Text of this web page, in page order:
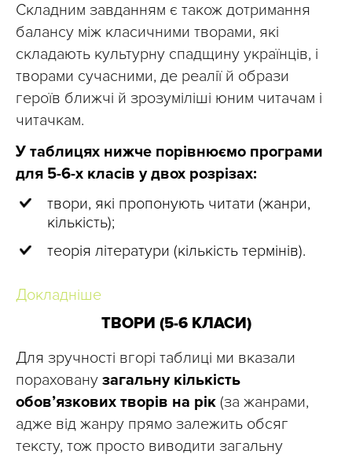
Складним завданням є також дотримання
балансу між класичними творами, які
складають культурну спадщину українців, і
творами сучасними, де реалії й образи
героїв ближчі й зрозуміліші юним читачам і
читачкам.
У таблицях нижче порівнюємо програми
для 5-6-х класів у двох розрізах:
твори, які пропонують читати (жанри,
кількість);
теорія літератури (кількість термінів).
Докладніше
ТВОРИ (5-6 КЛАСИ)
Для зручності вгорі таблиці ми вказали
пораховану загальну кількість
обов’язкових творів на рік (за жанрами,
адже від жанру прямо залежить обсяг
тексту, тож просто виводити загальну